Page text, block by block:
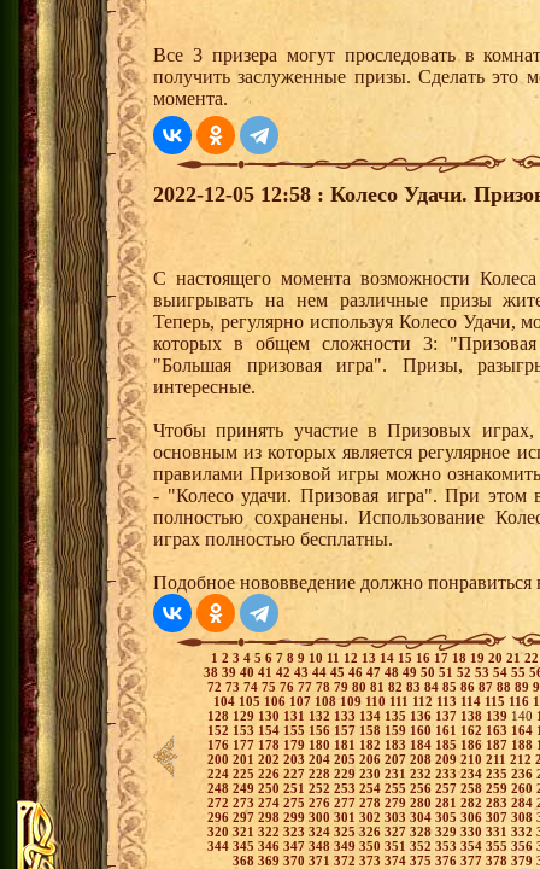
Все 3 призера могут проследовать в
получить заслуженные призы. Сделать это
момента.
2022-12-05 12:58 : Колесо Удачи.
С настоящего момента возможности
выигрывать на нем различные призы
Теперь, регулярно используя Колесо Удачи,
которых в общем сложности 3:
"Большая призовая игра". Призы,
интересные.
Чтобы принять участие в Призовых
основным из которых является регулярное
правилами Призовой игры можно
- "Колесо удачи. Призовая игра". При этом
полностью сохранены. Использование
играх полностью бесплатны.
Подобное нововведение должно
1 2 3 4 5 6 7 8 9 10 11 12 13 14 15 16 17 18 19 20 21
38 39 40 41 42 43 44 45 46 47 48 49 50 51 52 53 54 55
72 73 74 75 76 77 78 79 80 81 82 83 84 85 86 87 88 89
104 105 106 107 108 109 110 111 112 113 114 115 116
128 129 130 131 132 133 134 135 136 137 138 139 140
152 153 154 155 156 157 158 159 160 161 162 163 164
176 177 178 179 180 181 182 183 184 185 186 187 188
200 201 202 203 204 205 206 207 208 209 210 211 212
224 225 226 227 228 229 230 231 232 233234 235 236
248 249 250 251 252 253 254 255 256 257 258 259 260
272 273 274 275 276 277 278 279 280 281 282 283 284
296 297 298 299 300 301 302 303 304 305 306 307 308
320 321 322 323 324 325326 327 328 329 330 331 332
344 345 346 347 348 349 350 351 352 353 354 355 356
368 369 370 371 372 373 374 375 376 377 378 379